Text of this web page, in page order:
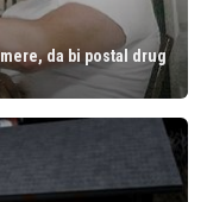
da bi postal drug